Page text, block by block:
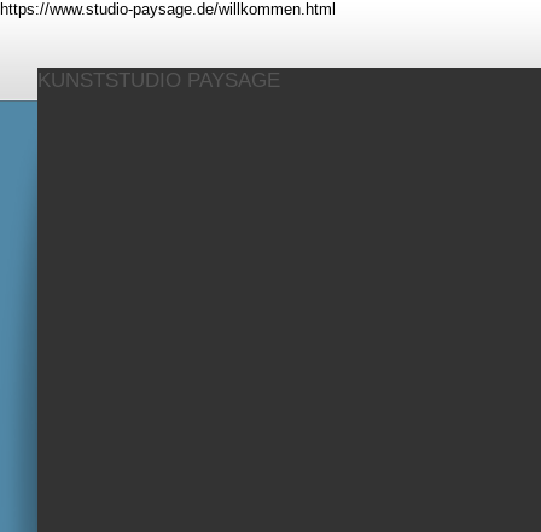
https://www.studio-paysage.de/willkommen.html
KUNSTSTUDIO PAYSAGE